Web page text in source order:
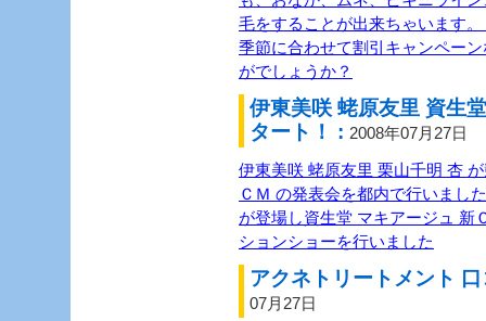
毛をすることが出来ちゃいます
季節に合わせて割引キャンペー
がでしょうか？
伊東美咲 蛯原友里 資生
タート！ : 2008年07月27日
伊東美咲 蛯原友里 栗山千明 杏
ＣＭ の発表会を都内で行いまし
が登場し資生堂 マキアージュ 新
ションショーを行いました
アクネトリートメント
07月27日